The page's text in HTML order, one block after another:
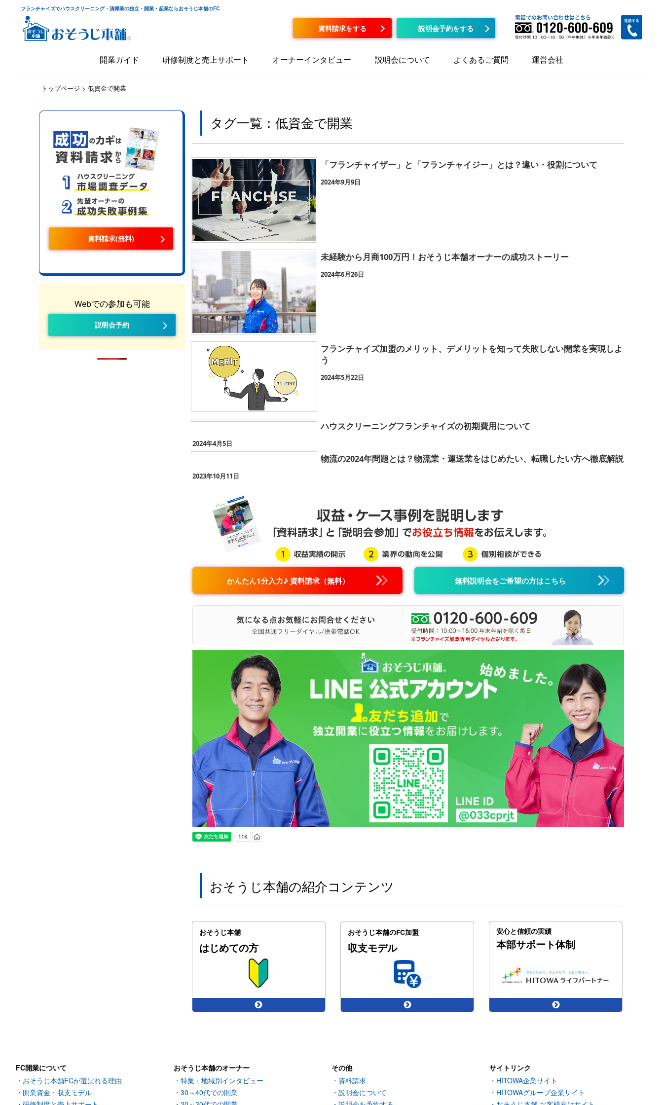
フランチャイズでハウスクリーニング・清掃業の独立・開業・起業ならおそうじ本舗のFC
資料請求をする 説明会予約をする
開業ガイド 研修制度と売上サポート オーナーインタビュー 説明会について よくあるご質問 運営会社
トップページ > 低資金で開業
資料請求(無料)
Webでの参加も可能
説明会予約
タグ一覧：低資金で開業
「フランチャイザー」と「フランチャイジー」とは？違い・役割について
2024年9月9日
未経験から月商100万円！おそうじ本舗オーナーの成功ストーリー
2024年6月26日
フランチャイズ加盟のメリット、デメリットを知って失敗しない開業を実現しよ
う
2024年5月22日
ハウスクリーニングフランチャイズの初期費用について
2024年4月5日
物流の2024年問題とは？物流業・運送業をはじめたい、転職したい方へ徹底解説
2023年10月11日
かんたん1分入力♪ 資料請求（無料） 無料説明会をご希望の方はこちら
おそうじ本舗の紹介コンテンツ
おそうじ本舗
はじめての方
おそうじ本舗のFC加盟
収支モデル
安心と信頼の実績
本部サポート体制
FC開業について
おそうじ本舗FCが選ばれる理由
開業資金・収支モデル
おそうじ本舗のオーナー
特集：地域別インタビュー
30～40代での開業
その他
資料請求
説明会について
サイトリンク
HITOWA企業サイト
HITOWAグループ企業サイト